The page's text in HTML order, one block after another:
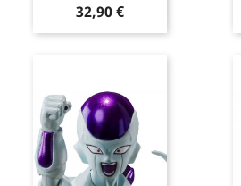
Prix
32,90 €